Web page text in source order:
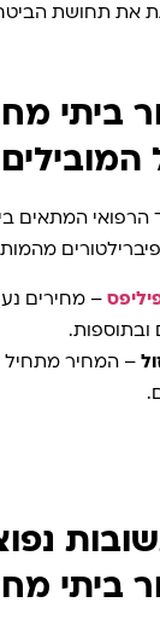
את תחושת
ביתי
הרפואי המתאים
ובתוספות.
ביתי